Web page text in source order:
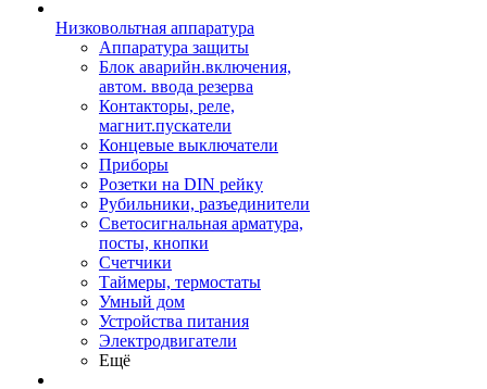
Низковольтная аппаратура
Аппаратура защиты
Блок аварийн.включения,
автом. ввода резерва
Контакторы, реле,
магнит.пускатели
Концевые выключатели
Приборы
Розетки на DIN рейку
Рубильники, разъединители
Светосигнальная арматура,
посты, кнопки
Счетчики
Таймеры, термостаты
Умный дом
Устройства питания
Электродвигатели
Ещё